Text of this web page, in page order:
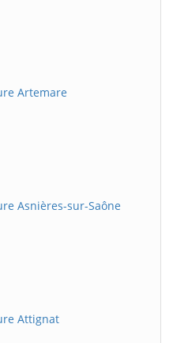
Artemare
Asnières-sur-Saône
Attignat